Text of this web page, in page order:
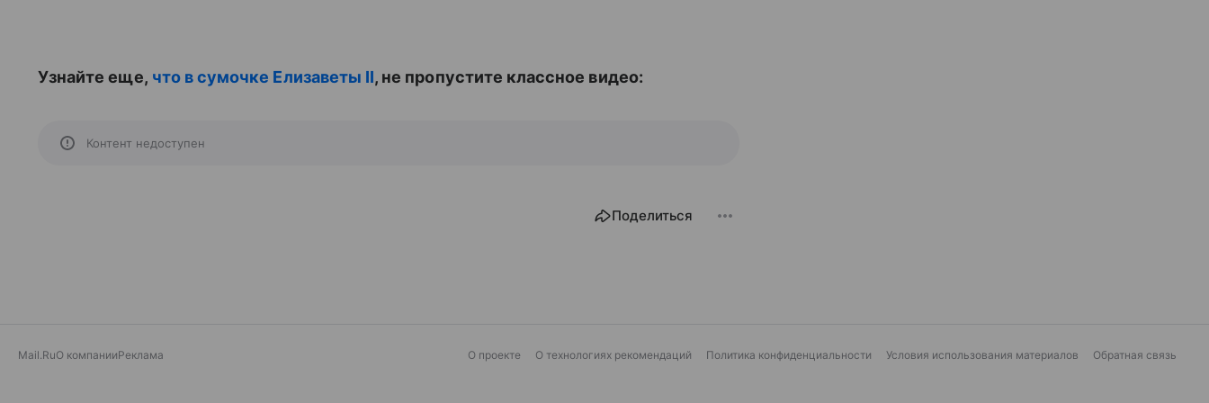
Узнайте еще, что в сумочке Елизаветы II, не пропустите классное видео:
Контент недоступен
Поделиться
Mail.RuО компанииРеклама О проекте О технологиях рекомендаций Политика конфиденциальности Условия использования материалов Обратная связь